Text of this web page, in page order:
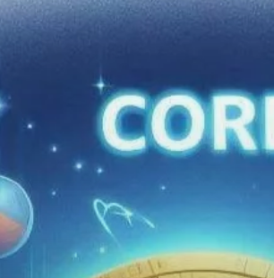
Perspective
la rallye de 33 %, les
graphiques à plus
de CORE restent